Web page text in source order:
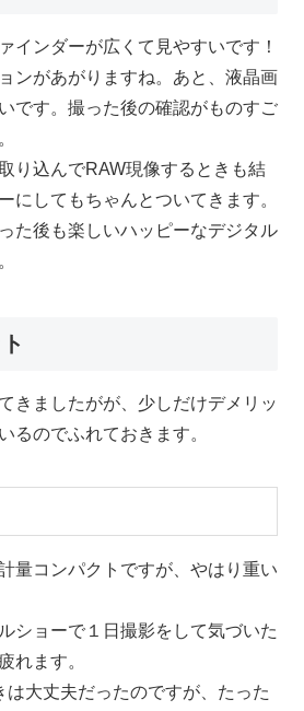
インダーが広くて見やすいです！
ンがあがりますね。あと、液晶画
です。撮った後の確認がものすご
り込んでRAW現像するときも結
にしてもちゃんとついてきます。
た後も楽しいハッピーなデジタル
きましたがが、少しだけデメリッ
るのでふれておきます。
量コンパクトですが、やはり重い
ショーで１日撮影をして気づいた
れます。
大丈夫だったのですが、たった